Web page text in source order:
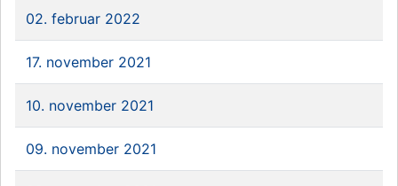
02. februar 2022
17. november 2021
10. november 2021
09. november 2021